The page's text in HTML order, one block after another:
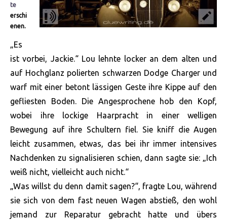
te
erschi
enen.
„Es
ist vorbei, Jackie.“ Lou lehnte locker an dem alten und
auf Hochglanz polierten schwarzen Dodge Charger und
warf mit einer betont lässigen Geste ihre Kippe auf den
gefliesten Boden. Die Angesprochene hob den Kopf,
wobei ihre lockige Haarpracht in einer welligen
Bewegung auf ihre Schultern fiel. Sie kniff die Augen
leicht zusammen, etwas, das bei ihr immer intensives
Nachdenken zu signalisieren schien, dann sagte sie: „Ich
weiß nicht, vielleicht auch nicht.“
„Was willst du denn damit sagen?“, fragte Lou, während
sie sich von dem fast neuen Wagen abstieß, den wohl
jemand zur Reparatur gebracht hatte und übers